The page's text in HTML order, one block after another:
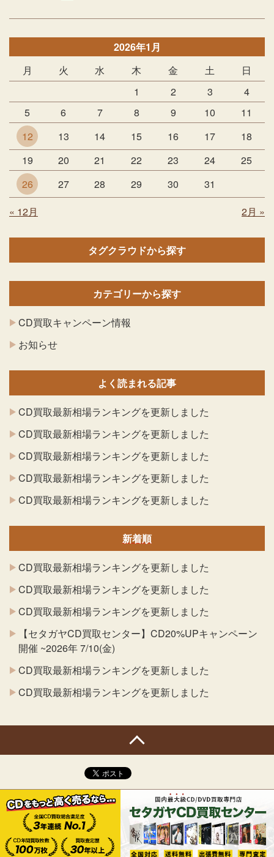
2026年1月
月
火 水 木 金 土
日
1
2 3
4
5
6 7 8 9 10
11
12
13 14 15 16 17
18
19
20 21 22 23 24
25
26
27 28 29 30
31
« 12月
2月 »
タグクラウドから探す
カテゴリーから探す
CD買取キャンペーン情報
お知らせ
よく読まれる記事
CD買取最新相場ランキングを更新しました
CD買取最新相場ランキングを更新しました
CD買取最新相場ランキングを更新しました
CD買取最新相場ランキングを更新しました
CD買取最新相場ランキングを更新しました
新着順
CD買取最新相場ランキングを更新しました
CD買取最新相場ランキングを更新しました
CD買取最新相場ランキングを更新しました
【セタガヤCD買取センター】CD20%UPキャンペーン
開催 ~2026年 7/10(金)
CD買取最新相場ランキングを更新しました
CD買取最新相場ランキングを更新しました